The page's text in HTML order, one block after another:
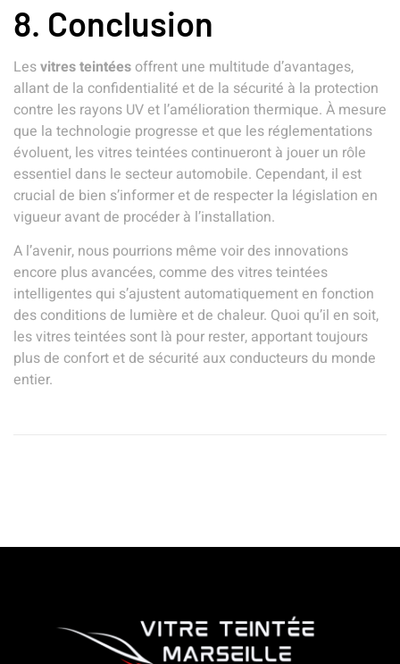
8. Conclusion
Lesvitres teintéesoffrent une multitude d’avantages,
allant de la confidentialité et de la sécurité à la protection
contre les rayons UV et l’amélioration thermique. À mesure
que la technologie progresse et que les réglementations
évoluent, les vitres teintées continueront à jouer un rôle
essentiel dans le secteur automobile. Cependant, il est
crucial de bien s’informer et de respecter la législation en
vigueur avant de procéder à l’installation.
A l’avenir, nous pourrions même voir des innovations
encore plus avancées, comme des vitres teintées
intelligentes qui s’ajustent automatiquement en fonction
des conditions de lumière et de chaleur. Quoi qu’il en soit,
les vitres teintées sont là pour rester, apportant toujours
plus de confort et de sécurité aux conducteurs du monde
entier.